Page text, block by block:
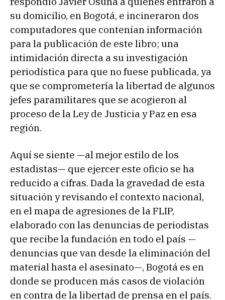
su domicilio, en Bogotá, e incineraron dos
computadores que contenían información
para la publicación de este libro; una
intimidación directa a su investigación
periodística para que no fuese publicada, ya
que se comprometería la libertad de algunos
jefes paramilitares que se acogieron al
proceso de la Ley de Justicia y Paz en esa
región.
Aquí se siente —al mejor estilo de los
estadistas— que ejercer este oficio se ha
reducido a cifras. Dada la gravedad de esta
situación y revisando el contexto nacional,
en el mapa de agresiones de la FLIP,
elaborado con las denuncias de periodistas
que recibe la fundación en todo el país —
denuncias que van desde la eliminación del
material hasta el asesinato—, Bogotá es en
donde se producen más casos de violación
en contra de la libertad de prensa en el país.